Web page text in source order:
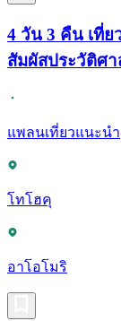
4 วัน 3 คืน เที่ย
สัมผัสประวัติศ
แพลนเที่ยวแนะนำ
โทโฮคุ
อาโอโมริ